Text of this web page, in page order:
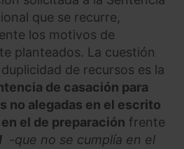
que se recurre,
los motivos de
planteados. La cuestión
de recursos es la
de casación para
no alegadas en el escrito
el de preparación frente
-que no se cumplía en el